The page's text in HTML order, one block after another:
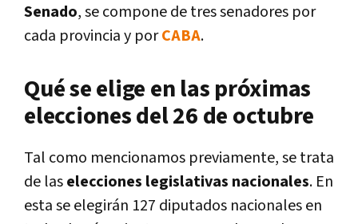
Senado, se compone de tres senadores por
cada provincia y porCABA.
Qué se elige en las próximas
elecciones del 26 de octubre
Tal como mencionamos previamente, se trata
de laselecciones legislativas nacionales. En
esta se elegirán 127 diputados nacionales en